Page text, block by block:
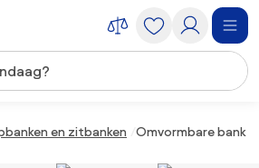
en zitbanken Omvormbare bank